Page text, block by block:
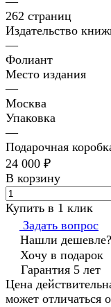
262 страниц
Издательство
—
Фолиант
Место издания
—
Москва
Упаковка
—
Подарочная
24 000 ₽
В корзину
Купить в 1 клик
Задать вопрос
Нашли дешевле?
Хочу в подарок
Гарантия 5 лет
Цена
может отличаться